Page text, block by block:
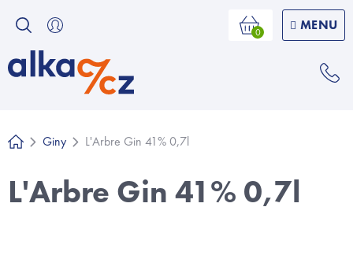
Nákupní
košík
DomůGiny L'Arbre Gin 41% 0,7l
L'Arbre Gin 41% 0,7l